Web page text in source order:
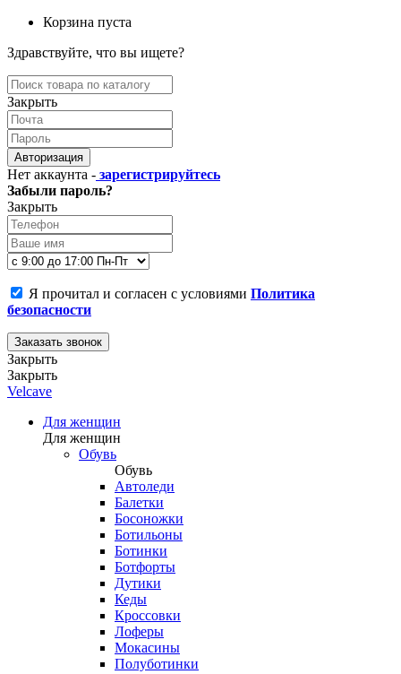
Корзина пуста
Здравствуйте, что вы ищете?
Закрыть
Авторизация
Нет аккаунта - зарегистрируйтесь
Забыли пароль?
Закрыть
Я прочитал и согласен с условиями Политика
безопасности
Заказать звонок
Закрыть
Закрыть
Velcave
Для женщин
Для женщин
Обувь
Обувь
Автоледи
Балетки
Босоножки
Ботильоны
Ботинки
Ботфорты
Дутики
Кеды
Кроссовки
Лоферы
Мокасины
Полуботинки